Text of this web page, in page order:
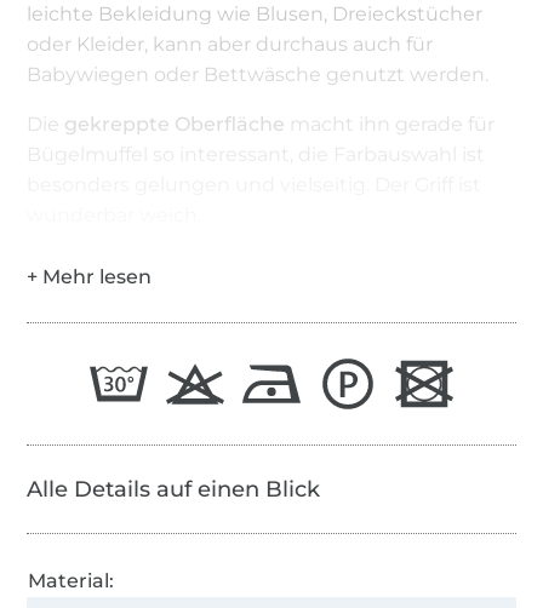
leichte Bekleidung wie Blusen, Dreieckstücher
oder Kleider, kann aber durchaus auch für
Babywiegen oder Bettwäsche genutzt werden.
Die gekreppte Oberfläche macht ihn gerade für
Bügelmuffel so interessant, die Farbauswahl ist
Alle Details auf einen Blick
Material: